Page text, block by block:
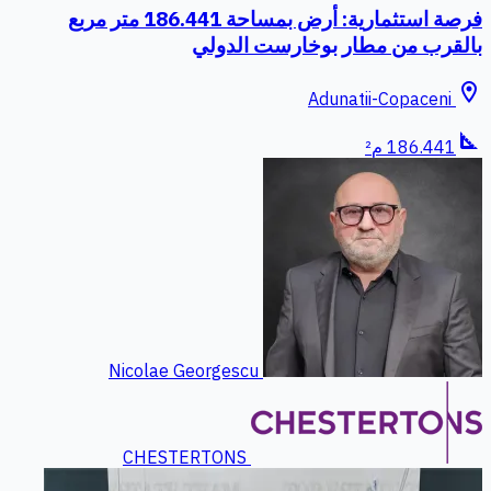
فرصة استثمارية: أرض بمساحة 186.441 متر مربع
بالقرب من مطار بوخارست الدولي
location_on
square_foot 186.441 م²
Nicolae Georgescu
CHESTERTONS